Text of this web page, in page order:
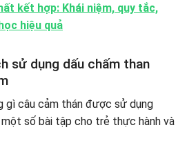
kết hợp: Khái niệm, quy tắc,
hiệu quả
sử dụng dấu chấm than
gì câu cảm thán được sử dụng
số bài tập cho trẻ thực hành và